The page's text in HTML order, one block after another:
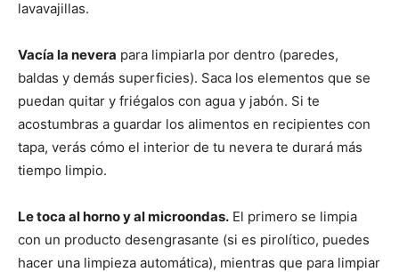
lavavajillas.
Vacía la nevera para limpiarla por dentro (paredes,
baldas y demás superficies). Saca los elementos que se
puedan quitar y friégalos con agua y jabón. Si te
acostumbras a guardar los alimentos en recipientes con
tapa, verás cómo el interior de tu nevera te durará más
tiempo limpio.
Le toca al horno y al microondas. El primero se limpia
con un producto desengrasante (si es pirolítico, puedes
hacer una limpieza automática), mientras que para limpiar